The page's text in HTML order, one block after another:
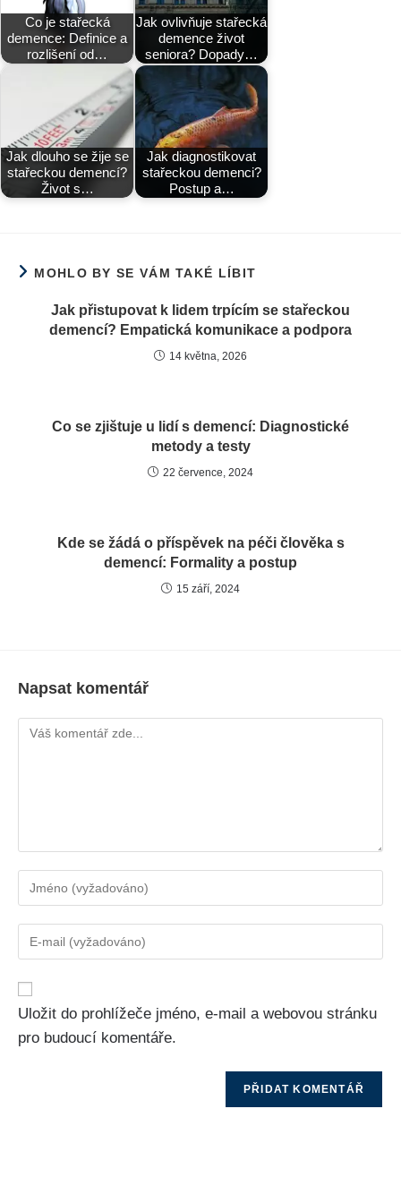
Co je stařecká
demence: Definice a
rozlišení od…
Jak ovlivňuje stařecká
demence život
seniora? Dopady…
Jak dlouho se žije se
stařeckou demencí?
Život s…
Jak diagnostikovat
stařeckou demenci?
Postup a…
MOHLO BY SE VÁM TAKÉ LÍBIT
Jak přistupovat k lidem trpícím se stařeckou
demencí? Empatická komunikace a podpora
14 května, 2026
Co se zjištuje u lidí s demencí: Diagnostické
metody a testy
22 července, 2024
Kde se žádá o příspěvek na péči člověka s
demencí: Formality a postup
15 září, 2024
Napsat komentář
Uložit do prohlížeče jméno, e-mail a webovou stránku
pro budoucí komentáře.